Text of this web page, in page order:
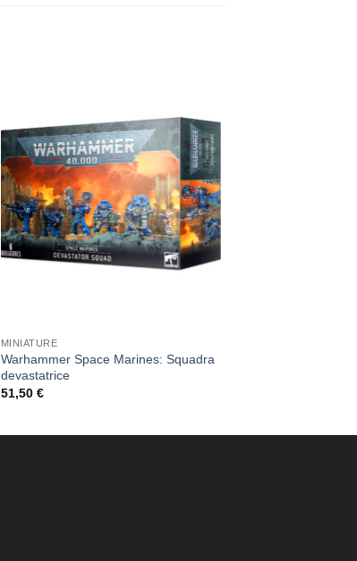
alla lista
dei
desideri
MINIATURE
Warhammer Space Marines: Squadra
devastatrice
51,50 €